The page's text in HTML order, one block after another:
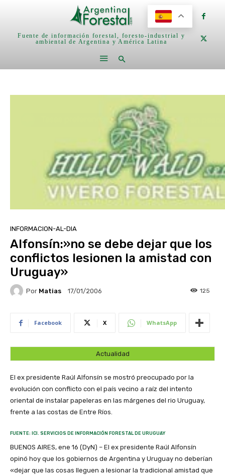
Fuente de información forestal, foresto-industrial y
ambiental de Argentina y América Latina
INFORMACION-AL-DIA
Alfonsín:»no se debe dejar que los
conflictos lesionen la amistad con
Uruguay»
Por Matias 17/01/2006 125
Facebook X WhatsApp
Actualidad
El ex presidente Raúl Alfonsín se mostró preocupado por la
evolución con conflicto con el país vecino a raíz del intento
oriental de instalar papeleras en las márgenes del rio Uruguay,
frente a las costas de Entre Ríos.
FUENTE: ICI. SERVICIOS DE INFORMACIÓN FORESTAL DE URUGUAY
BUENOS AIRES, ene 16 (DyN) – El ex presidente Raúl Alfonsín
opinó hoy que los gobiernos de Argentina y Uruguay no deberían
«dejar que las cosas lleguen a lesionar la tradicional amistad que